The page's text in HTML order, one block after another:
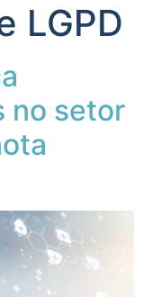
LGPD
no setor